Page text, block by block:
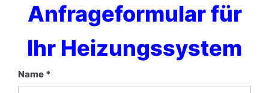
Anfrageformular für
Ihr Heizungssystem
Name *